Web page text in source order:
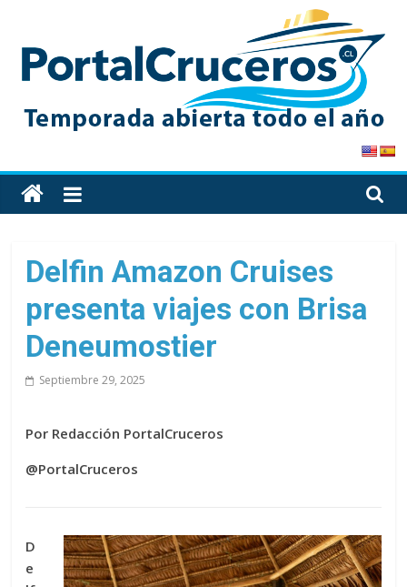
content
PortalCruceros
Toda
la
de
cruceros
en
un
solo
Delfin Amazon Cruises
presenta viajes con Brisa
Deneumostier
Septiembre 29, 2025
Por Redacción PortalCruceros
@PortalCruceros
D
e